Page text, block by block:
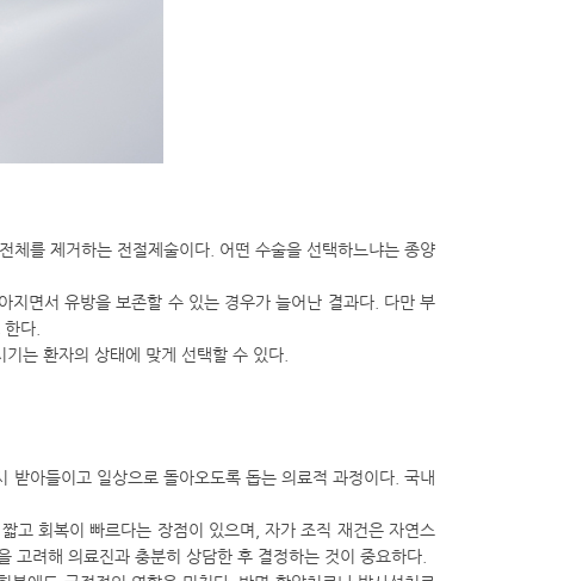
체를 제거하는 전절제술이다. 어떤 수술을 선택하느냐는 종양
면서 유방을 보존할 수 있는 경우가 늘어난 결과다. 다만 부
다.
는 환자의 상태에 맞게 선택할 수 있다.
아들이고 일상으로 돌아오도록 돕는 의료적 과정이다. 국내
고 회복이 빠르다는 장점이 있으며, 자가 조직 재건은 자연스
고려해 의료진과 충분히 상담한 후 결정하는 것이 중요하다.